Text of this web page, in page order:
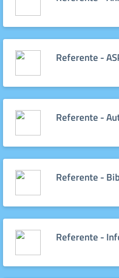
Referente -
Referente -
Referente -
Referente -